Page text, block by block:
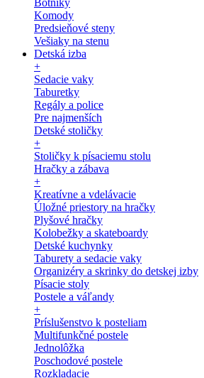
Botníky
Komody
Predsieňové steny
Vešiaky na stenu
Detská izba
+
Sedacie vaky
Taburetky
Regály a police
Pre najmenších
Detské stoličky
+
Stoličky k písaciemu stolu
Hračky a zábava
+
Kreatívne a vdelávacie
Úložné priestory na hračky
Plyšové hračky
Kolobežky a skateboardy
Detské kuchynky
Taburety a sedacie vaky
Organizéry a skrinky do detskej izby
Písacie stoly
Postele a váľandy
+
Príslušenstvo k posteliam
Multifunkčné postele
Jednolôžka
Poschodové postele
Rozkladacie